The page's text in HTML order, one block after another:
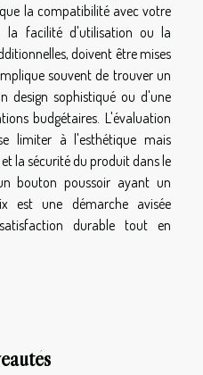
la compatibilité avec votre
la facilité d'utilisation ou la
doivent être mises
souvent de trouver un
design sophistiqué ou d'une
budgétaires. L'évaluation
limiter à l'esthétique mais
la sécurité du produit dans le
bouton poussoir ayant un
est une démarche avisée
durable tout en